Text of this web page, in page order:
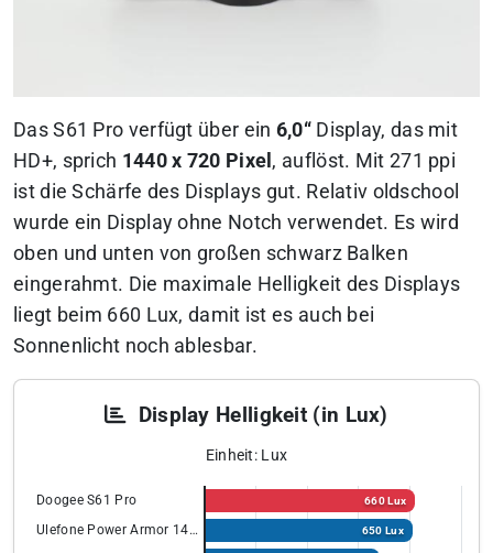
Das S61 Pro verfügt über ein 6,0“Display, das mit
HD+, sprich 1440 x 720 Pixel , auflöst. Mit 271 ppi
ist die Schärfe des Displays gut. Relativ oldschool
wurde ein Display ohne Notch verwendet. Es wird
oben und unten von großen schwarz Balken
eingerahmt. Die maximale Helligkeit des Displays
liegt beim 660 Lux, damit ist es auch bei
Sonnenlicht noch ablesbar.
Display Helligkeit (in Lux)
Einheit: Lux
Doogee S61 Pro 660 Lux
Ulefone Power Armor 14 Pro 650 Lux